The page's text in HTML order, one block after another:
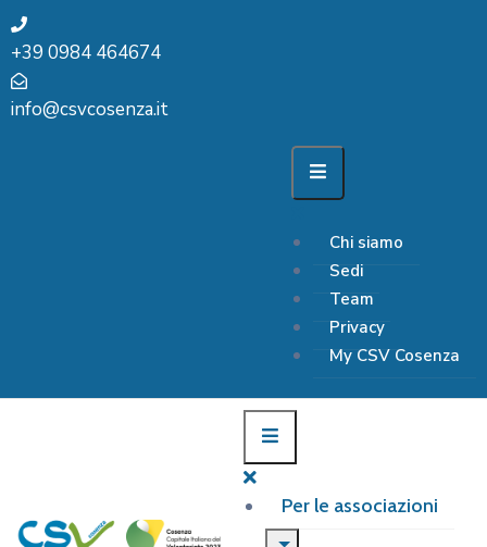
+39 0984 464674
info@csvcosenza.it
Chi siamo
Sedi
Team
Privacy
My CSV Cosenza
Per le associazioni